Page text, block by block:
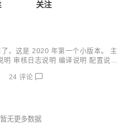
关注
，这是 2020 年第一个小版本。 主
审核日志说明 编译说明 配置说明
注意事项 记录笔记 包装注意事项
24 评论
暂无更多数据